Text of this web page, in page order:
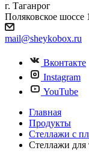
г. Таганрог
Поляковское шоссе
mail@sheykobox.ru
Вконтакте
Instagram
YouTube
Главная
Продукты
Стеллажи с
Стеллажи